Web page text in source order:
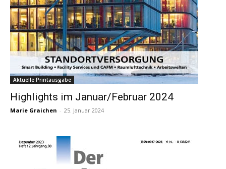
Aktuelle Printausgabe
Highlights im Januar/Februar 2024
Marie Graichen - 25. Januar 2024